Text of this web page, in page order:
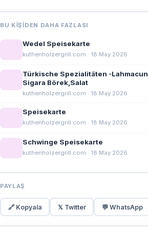
BU KIŞIDEN DAHA FAZLASI
Wedel Speisekarte
kuthenholzergrill.com · 18 May 2026
Türkische Spezialitäten -Lahmacun,
Sigara Börek,Salat
kuthenholzergrill.com · 18 May 2026
Speisekarte
kuthenholzergrill.com · 18 May 2026
Schwinge Speisekarte
kuthenholzergrill.com · 18 May 2026
PAYLAŞ
🔗 Kopyala 𝕏 Twitter 💬 WhatsApp